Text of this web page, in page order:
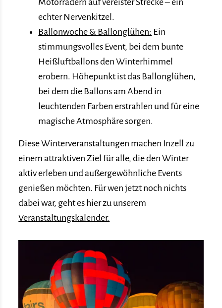
echter Nervenkitzel.
Ballonwoche & Ballonglühen: Ein
stimmungsvolles Event, bei dem bunte
Heißluftballons den Winterhimmel
erobern. Höhepunkt ist das Ballonglühen,
bei dem die Ballons am Abend in
leuchtenden Farben erstrahlen und für eine
magische Atmosphäre sorgen.
Diese Winterveranstaltungen machen Inzell zu
einem attraktiven Ziel für alle, die den Winter
aktiv erleben und außergewöhnliche Events
genießen möchten. Für wen jetzt noch nichts
dabei war, geht es hier zu unserem
Veranstaltungskalender.